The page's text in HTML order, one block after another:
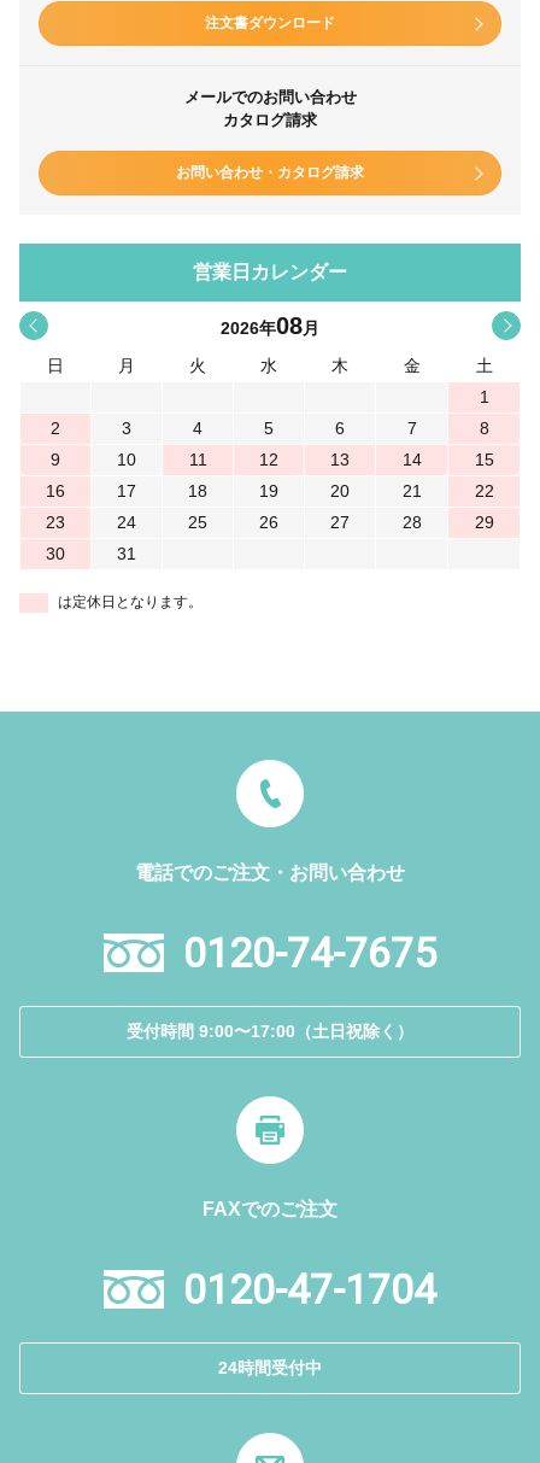
注文書ダウンロード
メールでのお問い合わせ
カタログ請求
お問い合わせ・カタログ請求
営業日カレンダー
< >
2026年08月
日
月 火 水 木 金
土
1
2
3 4 5 6 7
8
9
10 11 12 13 14
15
16
17 18 19 20 21
22
23
24 25 26 27 28
29
30
31
は定休日となります。
電話でのご注文・お問い合わせ
0120-74-7675
受付時間 9:00〜17:00（土日祝除く）
FAXでのご注文
0120-47-1704
24時間受付中